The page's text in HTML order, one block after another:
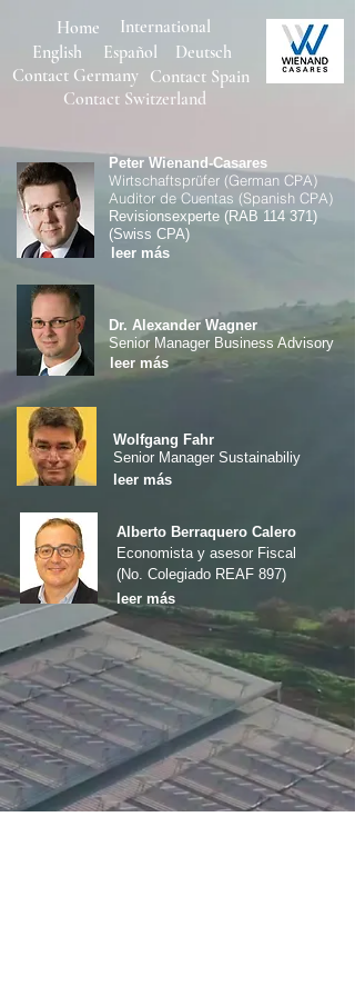
Contact Spain
Home
Contact Germany
International
English
Español Deutsch
Contact Switzerland
Peter Wienand-Casares
Wirtschaftsprüfer (German CPA)
Auditor de Cuentas (Spanish CPA)
Revisionsexperte (RAB 114 371)
(Swiss CPA)
leer más
Dr. Alexander Wagner
Senior Manager Business Advisory
leer más
Wolfgang Fahr
Senior Manager Sustainabiliy
leer más
Alberto Berraquero Calero
Economista y asesor Fiscal
(No. Colegiado REAF 897)
leer más